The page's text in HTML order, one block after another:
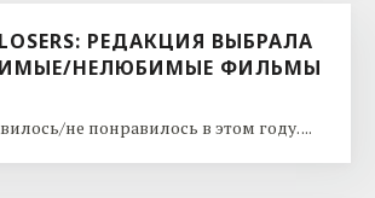
LOSERS: РЕДАКЦИЯ ВЫБРАЛА
НЕЛЮБИМЫЕ ФИЛЬМЫ
не понравилось в этом году. ...